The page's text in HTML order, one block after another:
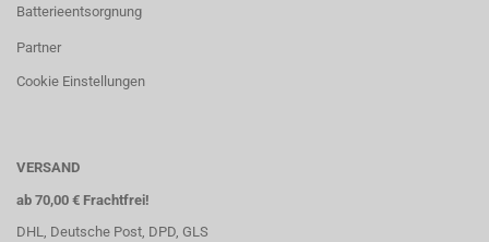
Batterieentsorgnung
Partner
Cookie Einstellungen
VERSAND
ab 70,00 € Frachtfrei!
DHL, Deutsche Post, DPD, GLS